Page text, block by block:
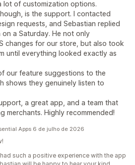
lot of customization options.
is the support. I contacted
requests, and Sebastian replied
a Saturday. He not only
changes for our store, but also took
until everything looked exactly as
our feature suggestions to the
shows they genuinely listen to
a great app, and a team that
merchants. Highly recommended!
Apps 6 de julho de 2026
had such a positive experience with the app